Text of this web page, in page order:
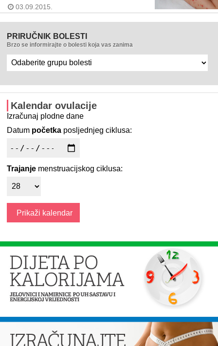
03.09.2015.
PRIRUČNIK BOLESTI
Brzo se informirajte o bolesti koja vas zanima
Kalendar ovulacije
Izračunaj plodne dane
Datum početka posljednjeg ciklusa:
Trajanje menstruacijskog ciklusa: